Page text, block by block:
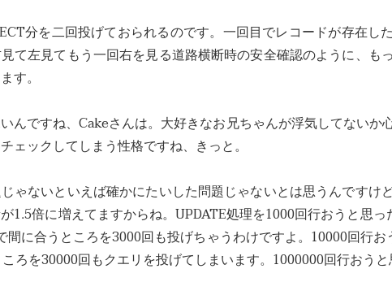
分を二回投げておられるのです。一回目でレコードが存在し
て左見てもう一回右を見る道路横断時の安全確認のように、も
す。
んですね、Cakeさんは。大好きなお兄ちゃんが浮気してないか
ェックしてしまう性格ですね、きっと。
ゃないといえば確かにたいした問題じゃないとは思うんですけ
1.5倍に増えてますからね。UPDATE処理を1000回行おうと思
間に合うところを3000回も投げちゃうわけですよ。10000回行お
ろを30000回もクエリを投げてしまいます。1000000回行おう